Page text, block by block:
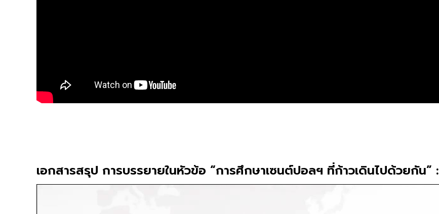
เอกสารสรุป การบรรยายในหัวข้อ “การศึกษาเซนต์ปอลฯ ที่ก้าวเดินไปด้วยกัน” :